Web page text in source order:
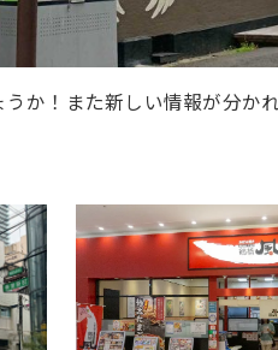
か！また新しい情報が分か